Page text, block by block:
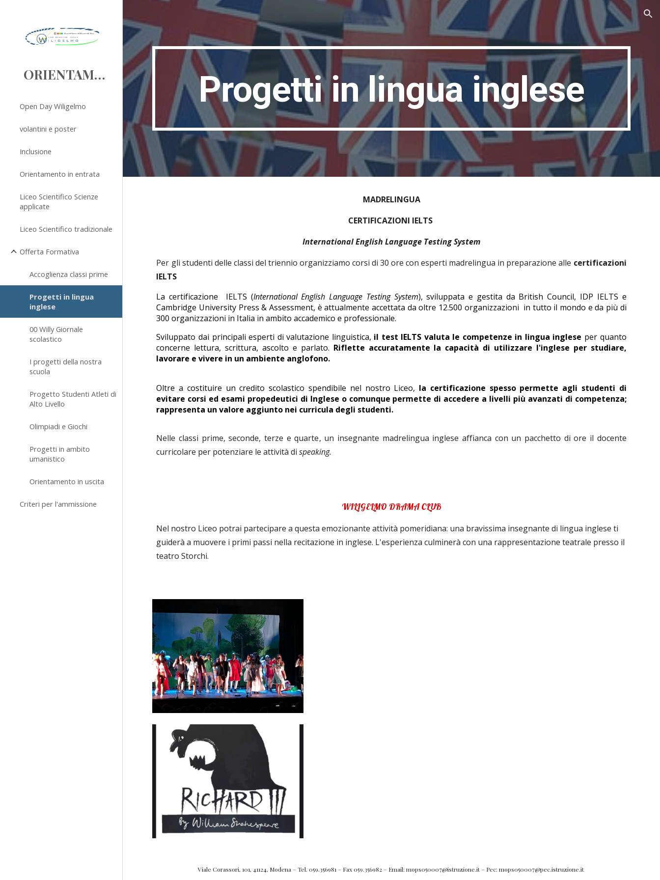
Skip to main content Skip to navigation
ORIENTAMENTO
Open Day Wiligelmo
volantini e poster
Inclusione
Orientamento in entrata
Liceo Scientifico Scienze
applicate
Liceo Scientifico tradizionale
Offerta Formativa
Accoglienza classi prime
Progetti in lingua
inglese
00 Willy Giornale
scolastico
I progetti della nostra
scuola
Progetto Studenti Atleti di
Alto Livello
Olimpiadi e Giochi
Progetti in ambito
umanistico
Orientamento in uscita
Criteri per l'ammissione
Progetti in lingua inglese
MADRELINGUA
CERTIFICAZIONI IELTS
International English Language Testing System
Per gli studenti delle classi del triennio organizziamo corsi di 30 ore con esperti madrelingua in preparazione alle certificazioni
IELTS
La certificazione IELTS (International English Language Testing System), sviluppata e gestita da British Council, IDP IELTS e
Cambridge University Press & Assessment, è attualmente accettata da oltre 12.500 organizzazioni in tutto il mondo e da più di
300 organizzazioni in Italia in ambito accademico e professionale.
Sviluppato dai principali esperti di valutazione linguistica, il test IELTS valuta le competenze in lingua inglese per quanto
concerne lettura, scrittura, ascolto e parlato. Riflette accuratamente la capacità di utilizzare l'inglese per studiare,
lavorare e vivere in un ambiente anglofono.
Oltre a costituire un credito scolastico spendibile nel nostro Liceo, la certificazione spesso permette agli studenti di
evitare corsi ed esami propedeutici di Inglese o comunque permette di accedere a livelli più avanzati di competenza;
rappresenta un valore aggiunto nei curricula degli studenti.
Nelle classi prime, seconde, terze e quarte, un insegnante madrelingua inglese affianca con un pacchetto di ore il docente
curricolare per potenziare le attività dispeaking.
WILIGELMO DRAMA CLUB
Nel nostro Liceo potrai partecipare a questa emozionante attività pomeridiana: una bravissima insegnantedi lingua inglese ti
guiderà a muovere i primi passi nella recitazione in inglese. L'esperienza culminerà con una rappresentazione teatrale presso il
teatro Storchi.
Viale Corassori, 101, 41124, Modena – Tel. 059.356981 – Fax 059.356982 – Email: mops050007@istruzione.it – Pec: mops050007@pec.istruzione.it